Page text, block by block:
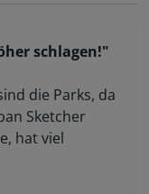
schlagen!"
die Parks, da
Sketcher
hat viel